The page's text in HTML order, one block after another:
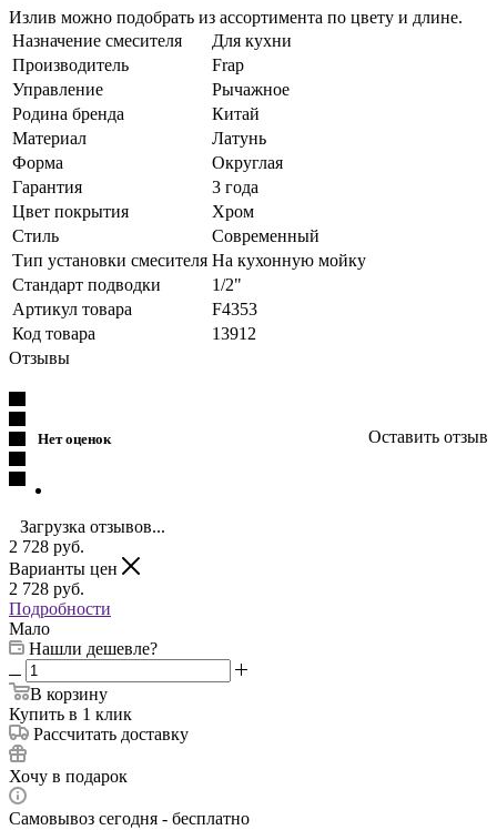
Излив можно подобрать из ассортимента по цвету и длине.
Назначение смесителя
Для кухни
Производитель
Frap
Управление
Рычажное
Родина бренда
Китай
Материал
Латунь
Форма
Округлая
Гарантия
3 года
Цвет покрытия
Хром
Стиль
Современный
Тип установки смесителя На кухонную мойку
Стандарт подводки
1/2"
Артикул товара
F4353
Код товара
13912
Отзывы
Нет оценок Оставить отзыв
Загрузка отзывов...
2 728 руб.
Варианты цен
2 728 руб.
Подробности
Мало
Нашли дешевле?
В корзину
Купить в 1 клик
Рассчитать доставку
Хочу в подарок
Самовывоз сегодня - бесплатно